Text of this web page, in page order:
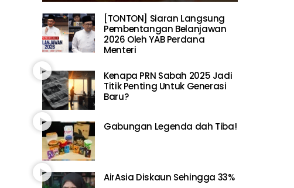
[TONTON] Siaran Langsung
Pembentangan Belanjawan
2026 Oleh YAB Perdana
Menteri
Kenapa PRN Sabah 2025 Jadi
Titik Penting Untuk Generasi
Baru?
Gabungan Legenda dah Tiba!
AirAsia Diskaun Sehingga 33%